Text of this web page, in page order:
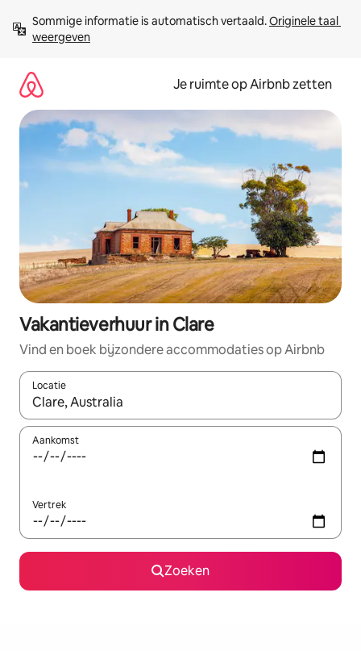
direct
naar
Sommige informatie is automatisch vertaald. Originele taal
weergeven
Je ruimte op Airbnb zetten
Vakantieverhuur in Clare
Vind en boek bijzondere accommodaties op Airbnb
Locatie
Wanneer er suggesties beschikbaar zijn, maak je een keuze
Aankomst
Vertrek
Zoeken